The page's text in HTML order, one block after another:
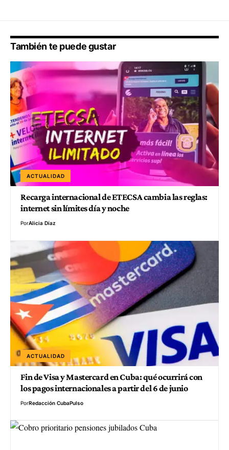
También te puede gustar
ACTUALIDAD
Recarga internacional de ETECSA cambia las reglas:
internet sin límites día y noche
PorAlicia Díaz
ACTUALIDAD
Fin de Visa y Mastercard en Cuba: qué ocurrirá con
los pagos internacionales a partir del 6 de junio
PorRedacción CubaPulso